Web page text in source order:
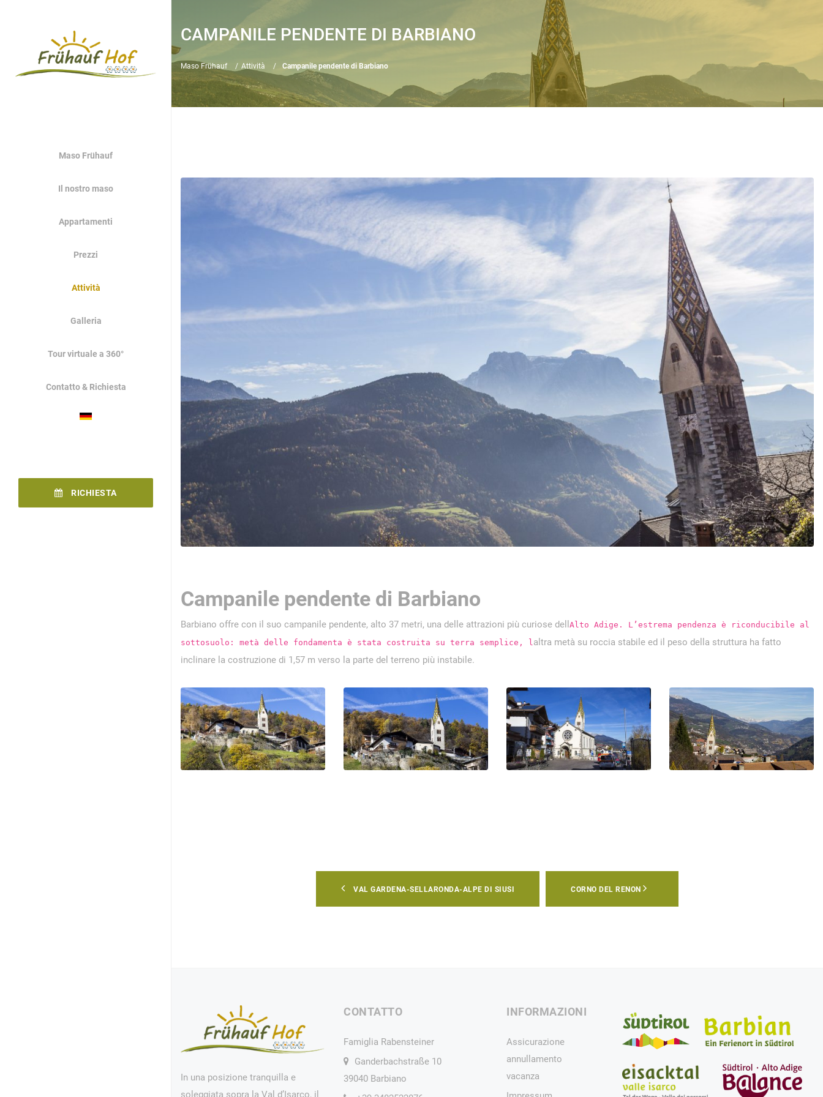
Maso Frühauf
Il nostro maso
Appartamenti
Prezzi
Attività
Galleria
Tour virtuale a 360°
Contatto & Richiesta
RICHIESTA
CAMPANILE PENDENTE DI BARBIANO
Maso Frühauf Attività Campanile pendente di Barbiano
Campanile pendente di Barbiano
Barbiano offre con il suo campanile pendente, alto 37 metri, una delle attrazioni più curiose dell Alto Adige. L’estrema pendenza è riconducibile al
sottosuolo: metà delle fondamenta è stata costruita su terra semplice, laltra metà su roccia stabile ed il peso della struttura ha fatto
inclinare la costruzione di 1,57 m verso la parte del terreno più instabile.
VAL GARDENA-SELLARONDA-ALPE DI SIUSI CORNO DEL RENON
In una posizione tranquilla e
soleggiata sopra la Val d’Isarco, il
CONTATTO
Famiglia Rabensteiner
Ganderbachstraße 10
39040 Barbiano
INFORMAZIONI
Assicurazione
annullamento
vacanza